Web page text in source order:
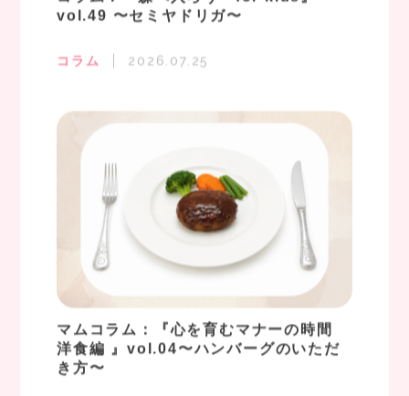
vol.49 〜セミヤドリガ〜
コラム 2026.07.25
マムコラム：『心を育むマナーの時間
洋食編 』vol.04〜ハンバーグのいただ
き方〜